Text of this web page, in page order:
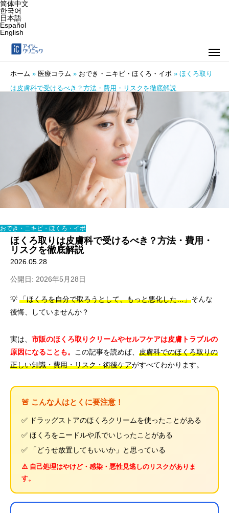
简体中文
한국어
日本語
Español
English
ホーム » 医療コラム » おでき・ニキビ・ほくろ・イボ » ほくろ取り
は皮膚科で受けるべき？方法・費用・リスクを徹底解説
おでき・ニキビ・ほくろ・イボ
ほくろ取りは皮膚科で受けるべき？方法・費用・
リスクを徹底解説
2026.05.28
公開日: 2026年5月28日
💡 「ほくろを自分で取ろうとして、もっと悪化した…」そんな
後悔、していませんか？
実は、 市販のほくろ取りクリームやセルフケアは皮膚トラブルの
原因になることも。
この記事を読めば、 皮膚科でのほくろ取りの
正しい知識・費用・リスク・術後ケアがすべてわかります。
🚨 こんな人はとくに要注意！
✅ ドラッグストアのほくろクリームを使ったことがある
✅ ほくろをニードルや爪でいじったことがある
✅ 「どうせ放置してもいいか」と思っている
⚠️ 自己処理はやけど・感染・悪性見逃しのリスクがありま
す。